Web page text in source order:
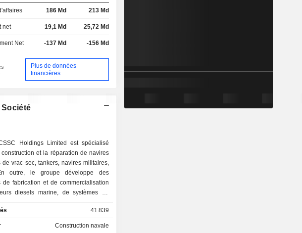
186 Md 213 Md
net 19,1 Md 25,72 Md
Net -137 Md -156 Md
Plus de données
financières
Société
Holdings Limited est spécialisé
et la réparation de navires
de vrac sec, tankers, navires militaires,
outre, le groupe développe des
de fabrication et de commercialisation
diesels marine, de systèmes de
d'ingénierie et de réparation
offshore.
41 839
Construction navale